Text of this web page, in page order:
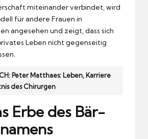
miteinander verbindet, wird
für andere Frauen in
angesehen und zeigt, dass sich
Leben nicht gegenseitig
Peter Matthaes: Leben, Karriere
des Chirurgen
Erbe des Bär-